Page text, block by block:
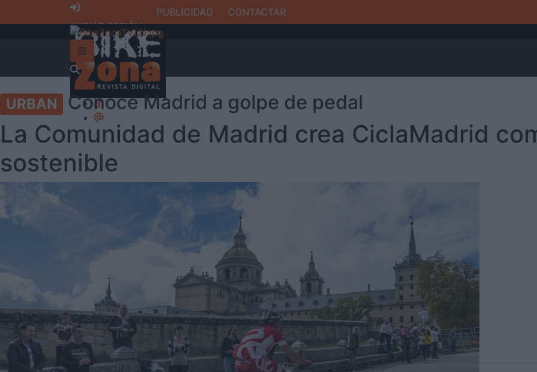
INICIAR SESIÓN
PUBLICIDAD CONTACTAR
URBAN Conoce Madrid a golpe de pedal
La Comunidad de Madrid crea CiclaMadrid
sostenible